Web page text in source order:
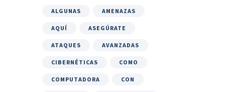
ALGUNAS AMENAZAS
AQUÍ ASEGÚRATE
ATAQUES AVANZADAS
CIBERNÉTICAS COMO
COMPUTADORA CON